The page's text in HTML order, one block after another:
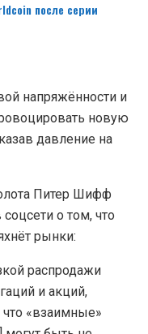
после серии
напряжённости и
новую
давление на
Питер Шифф
о том, что
рынки:
распродажи
и акций,
«взаимные»